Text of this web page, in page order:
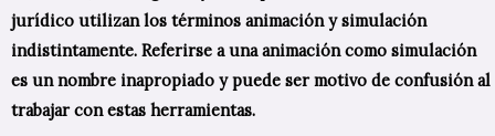
jurídico utilizan los términos animación y simulación
indistintamente. Referirse a una animación como simulación
es un nombre inapropiado y puede ser motivo de confusión al
trabajar con estas herramientas.